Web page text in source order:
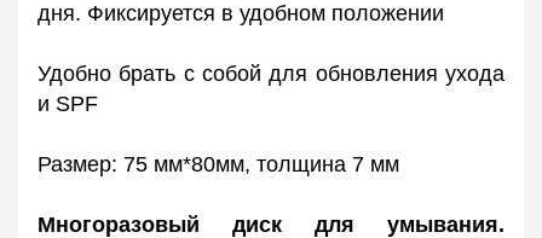
дня. Фиксируется в удобном положении
Удобно брать с собой для обновления ухода
и SPF
Размер: 75 мм*80мм, толщина 7 мм
Многоразовый диск для умывания.